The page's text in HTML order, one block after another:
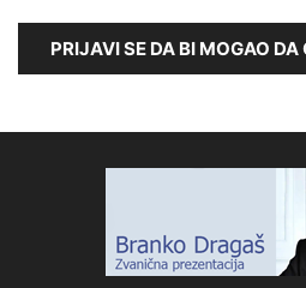
PRIJAVI SE DA BI MOGAO